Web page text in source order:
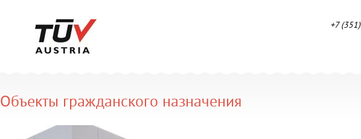
+7 (351)
Объекты гражданского назначения